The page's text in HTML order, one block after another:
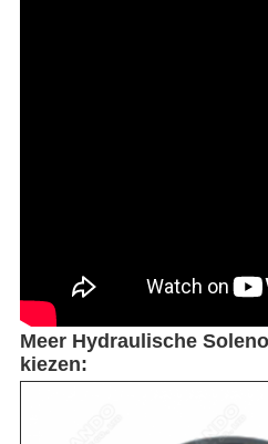
Meer Hydraulische
kiezen: